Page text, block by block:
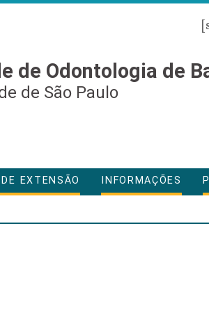
de Odontologia de
de São Paulo
EXTENSÃO INFORMAÇÕES